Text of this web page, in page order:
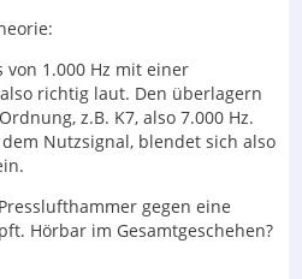
1.000 Hz mit einer
richtig laut. Den überlagern
z.B. K7, also 7.000 Hz.
Nutzsignal, blendet sich also
gegen eine
Hörbar im Gesamtgeschehen?